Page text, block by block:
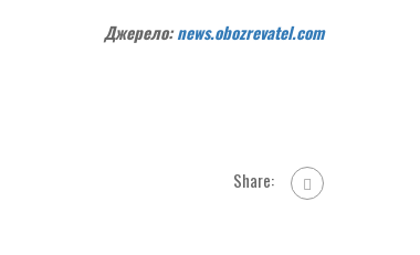
Джерело:news.obozrevatel.com
Share: